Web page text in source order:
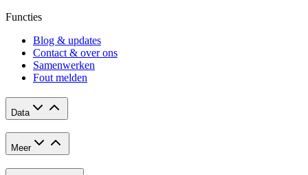
Functies
Blog & updates
Contact & over ons
Samenwerken
Fout melden
Data
Meer